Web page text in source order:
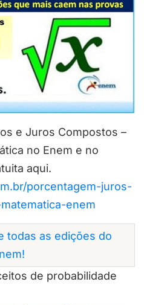
e Juros Compostos –
no Enem e no
aqui.
porcentagem-juros-
enem
todas as edições do
de probabilidade